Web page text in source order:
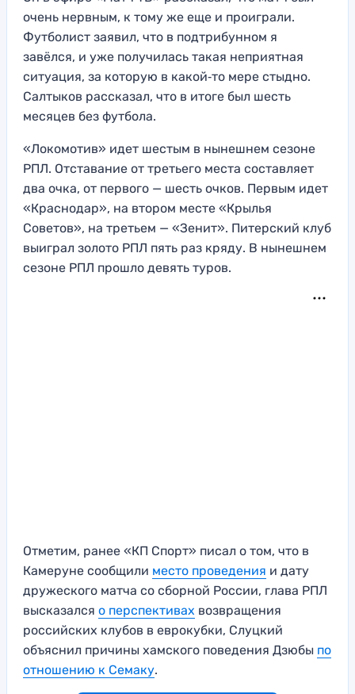
очень нервным, к тому же еще и проиграли.
Футболист заявил, что в подтрибунном я
завёлся, и уже получилась такая неприятная
ситуация, за которую в какой‑то мере стыдно.
Салтыков рассказал, что в итоге был шесть
месяцев без футбола.
«Локомотив» идет шестым в нынешнем сезоне
РПЛ. Отставание от третьего места составляет
два очка, от первого — шесть очков. Первым идет
«Краснодар», на втором месте «Крылья
Советов», на третьем — «Зенит». Питерский клуб
выиграл золото РПЛ пять раз кряду. В нынешнем
сезоне РПЛ прошло девять туров.
Отметим, ранее «КП Спорт» писал о том, что в
Камеруне сообщили место проведения и дату
дружеского матча со сборной России, глава РПЛ
высказался о перспективах возвращения
российских клубов в еврокубки, Слуцкий
объяснил причины хамского поведения Дзюбы по
отношению к Семаку.